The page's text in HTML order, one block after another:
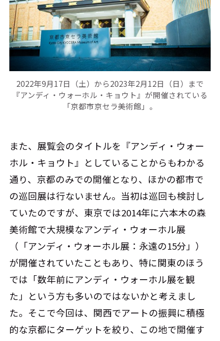
2022年9月17日（土）から2023年2月12日（日）まで
『アンディ・ウォーホル・キョウト』が開催されている
「京都市京セラ美術館」。
また、展覧会のタイトルを『アンディ・ウォー
ホル・キョウト』としていることからもわかる
通り、京都のみでの開催となり、ほかの都市で
の巡回展は行ないません。当初は巡回も検討し
ていたのですが、東京では2014年に六本木の森
美術館で大規模なアンディ・ウォーホル展
（「アンディ・ウォーホル展：永遠の15分」）
が開催されていたこともあり、特に関東のほう
では「数年前にアンディ・ウォーホル展を観
た」という方も多いのではないかと考えまし
た。そこで今回は、関西でアートの振興に積極
的な京都にターゲットを絞り、この地で開催す